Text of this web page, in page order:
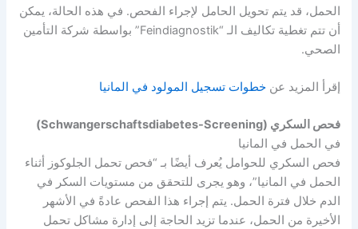
الحمل، قد يتم تحويل الحامل لإجراء الفحص. في هذه الحالة، يمكن
أن تتم تغطية تكاليف الـ “Feindiagnostik” بواسطة شركة التأمين
الصحي.
إقرأ المزيد عنخطوات تسجيل المولود في المانيا
فحص السكري (Schwangerschaftsdiabetes-Screening)
في الحمل في المانيا
فحص السكري للحوامل يُعرف أيضًا بـ “فحص تحمل الجلوكوز أثناء
الحمل في المانيا”، وهو يجرى للتحقق من مستويات السكر في
الدم خلال فترة الحمل. يتم إجراء هذا الفحص عادةً في الأشهر
الأخيرة من الحمل، عندما تزيد الحاجة إلى إدارة مشاكل تحمل